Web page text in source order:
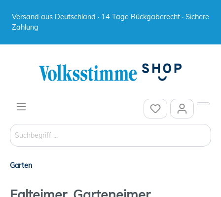
Versand aus Deutschland · 14 Tage Rückgaberecht · Sichere
Zahlung
Garten